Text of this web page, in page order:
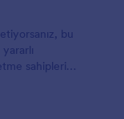
bu
sahipleri,
kanıtı